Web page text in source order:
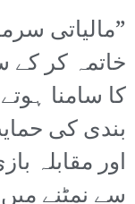
”مالیاتی
خاتمہ کر کے
کا سامنا
بندی کی
اور مقابلہ